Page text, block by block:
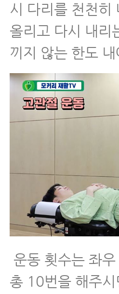
시 다리를 천천히
올리고 다시 내리
끼지 않는 한도
운동 횟수는 좌
총 10번을 해주